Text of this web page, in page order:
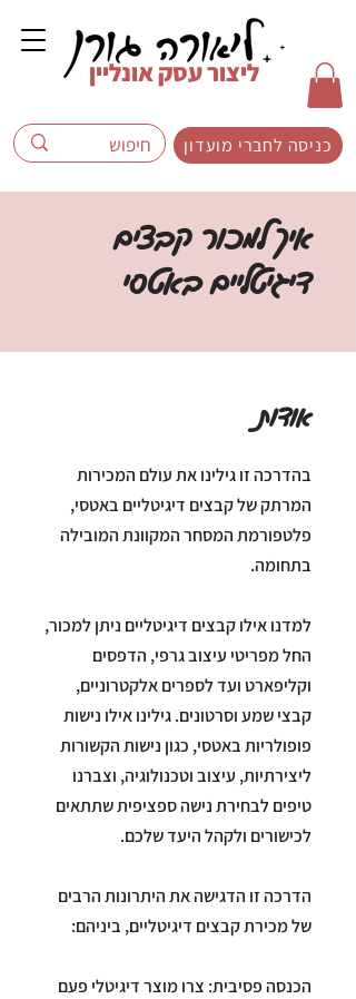
כניסה לחברי מועדון
ליצור עסק אונליין
איך למכור קבצים
דיגיטליים באטסי
אודות
בהדרכה זו גילינו את עולם המכירות
המרתק של קבצים דיגיטליים באטסי,
פלטפורמת המסחר המקוונת המובילה
למדנו אילו קבצים דיגיטליים ניתן למכור,
החל מפריטי עיצוב גרפי, הדפסים
וקליפארט ועד לספרים אלקטרוניים,
קבצי שמע וסרטונים. גילינו אילו נישות
פופולריות באטסי, כגון נישות הקשורות
ליצירתיות, עיצוב וטכנולוגיה, וצברנו
טיפים לבחירת נישה ספציפית שתתאים
הדרכה זו הדגישה את היתרונות הרבים
הכנסה פסיבית: צרו מוצר דיגיטלי פעם